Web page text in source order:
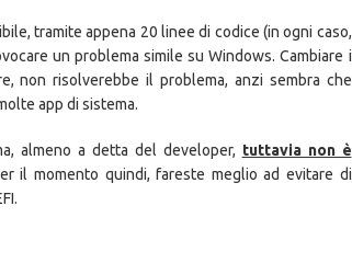
tramite appena 20 linee di codice (in ogni caso,
un problema simile su Windows. Cambiare i
non risolverebbe il problema, anzi sembra che
app di sistema.
almeno a detta del developer, tuttavia non è
il momento quindi, fareste meglio ad evitare di